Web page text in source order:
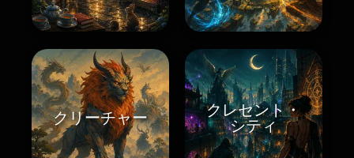
クリーチャー
クレセント・
シティ